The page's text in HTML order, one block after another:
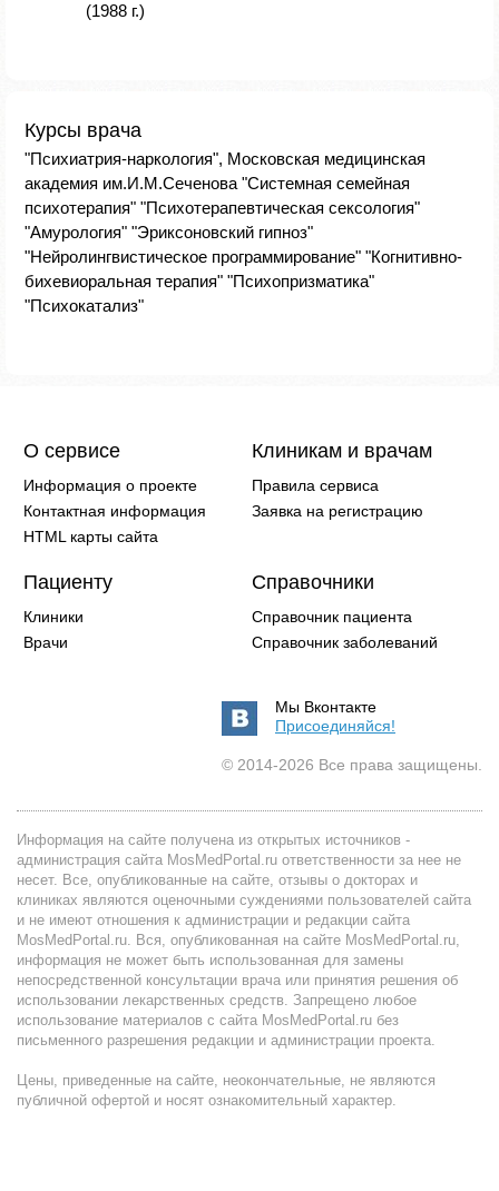
(1988 г.)
Курсы врача
"Психиатрия-наркология", Московская медицинская
академия им.И.М.Сеченова "Системная семейная
психотерапия" "Психотерапевтическая сексология"
"Амурология" "Эриксоновский гипноз"
"Нейролингвистическое программирование" "Когнитивно-
бихевиоральная терапия" "Психопризматика"
"Психокатализ"
О сервисе
Информация о проекте
Контактная информация
HTML карты сайта
Клиникам и врачам
Правила сервиса
Заявка на регистрацию
Пациенту
Клиники
Врачи
Справочники
Справочник пациента
Справочник заболеваний
Мы Вконтакте
Присоединяйся!
© 2014-2026 Все права защищены.
Информация на сайте получена из открытых источников -
администрация сайта MosMedPortal.ru ответственности за нее не
несет. Все, опубликованные на сайте, отзывы о докторах и
клиниках являются оценочными суждениями пользователей сайта
и не имеют отношения к администрации и редакции сайта
MosMedPortal.ru. Вся, опубликованная на сайте MosMedPortal.ru,
информация не может быть использованная для замены
непосредственной консультации врача или принятия решения об
использовании лекарственных средств. Запрещено любое
использование материалов с сайта MosMedPortal.ru без
письменного разрешения редакции и администрации проекта.
Цены, приведенные на сайте, неокончательные, не являются
публичной офертой и носят ознакомительный характер.